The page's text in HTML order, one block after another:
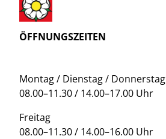
ÖFFNUNGSZEITEN
Montag / Dienstag / Donnerstag
08.00–11.30 / 14.00–17.00 Uhr
Freitag
08.00–11.30 / 14.00–16.00 Uhr